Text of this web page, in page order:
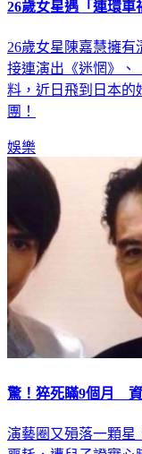
26歲女星遇「連環
26歲女星陳嘉慧擁
接連演出《迷惘》、
料，近日飛到日本的
團！
娛樂
驚！猝死瞞9個月 資
演藝圈又殞落一顆星